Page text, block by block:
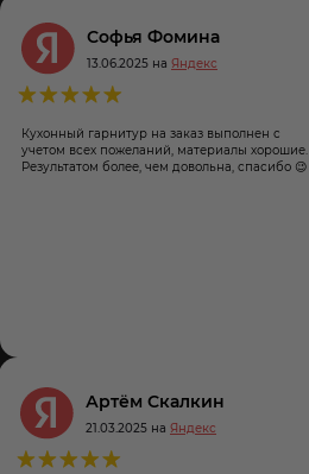
Софья Фомина
Кухонный гарнитур на заказ выполнен с
учетом всех пожеланий, материалы хорошие.
Результатом более, чем довольна, спасибо 😉
13.06.2025 на Яндекс
Артём Скалкин
21.03.2025 на Яндекс